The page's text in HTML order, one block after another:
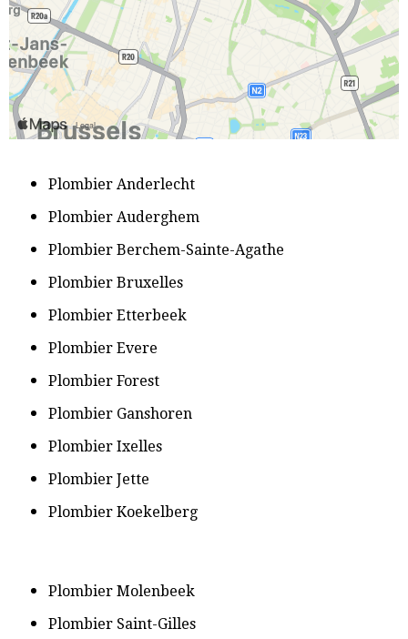
Plombier Anderlecht
​Plombier Auderghem
Plombier Berchem-Sainte-Agathe
​Plombier Bruxelles
​Plombier Etterbeek
​Plombier Evere
​Plombier Forest
​Plombier Ganshoren
​Plombier Ixelles
​Plombier Jette
​Plombier Koekelberg
​Plombier Molenbeek
​Plombier Saint-Gilles